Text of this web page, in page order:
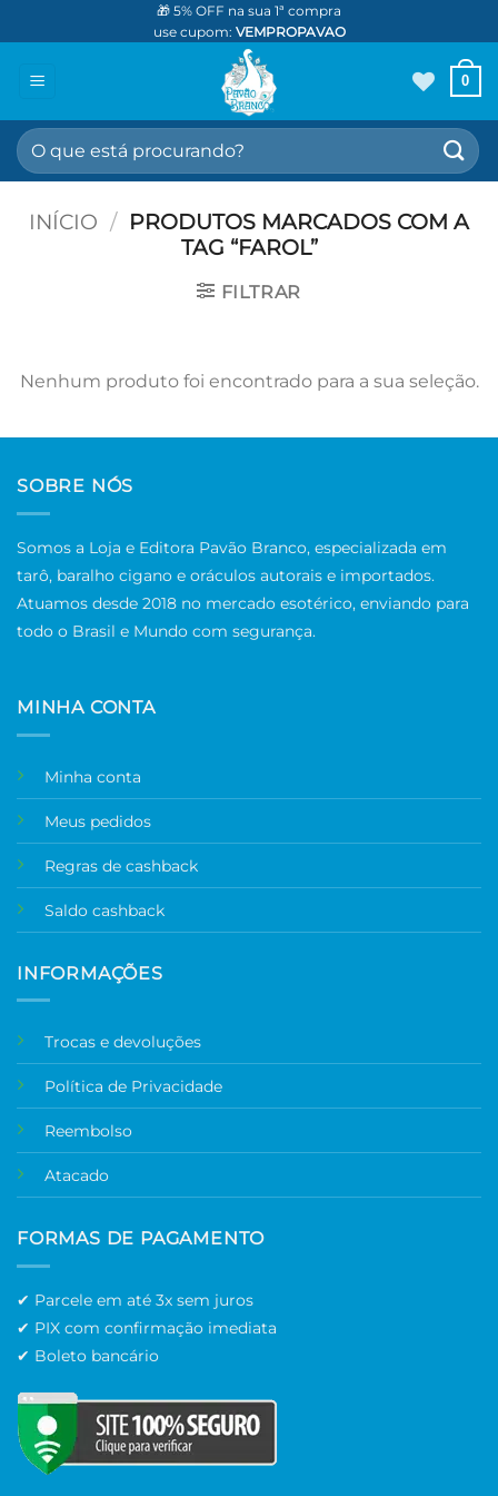
to
🎁 5% OFF na sua 1ª compra
use cupom: VEMPROPAVAO
0
Pesquisar
por:
INÍCIO / PRODUTOS MARCADOS COM A
TAG “FAROL”
FILTRAR
Nenhum produto foi encontrado para a sua seleção.
SOBRE NÓS
Somos a Loja e Editora Pavão Branco, especializada em
tarô, baralho cigano e oráculos autorais e importados.
Atuamos desde 2018 no mercado esotérico, enviando para
todo o Brasil e Mundo com segurança.
MINHA CONTA
Minha conta
Meus pedidos
Regras de cashback
Saldo cashback
INFORMAÇÕES
Trocas e devoluções
Política de Privacidade
Reembolso
Atacado
FORMAS DE PAGAMENTO
✔ Parcele em até 3x sem juros
✔ PIX com confirmação imediata
✔ Boleto bancário